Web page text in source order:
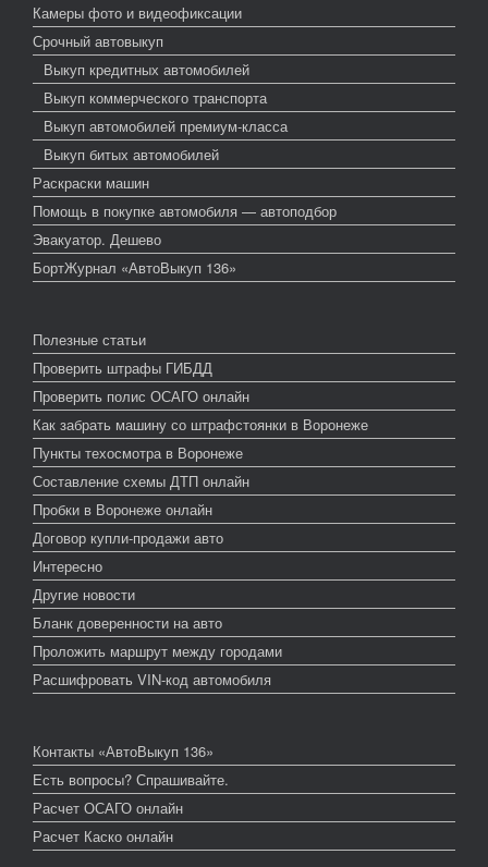
Камеры фото и видеофиксации
Срочный автовыкуп
Выкуп кредитных автомобилей
Выкуп коммерческого транспорта
Выкуп автомобилей премиум-класса
Выкуп битых автомобилей
Раскраски машин
Помощь в покупке автомобиля — автоподбор
Эвакуатор. Дешево
БортЖурнал «АвтоВыкуп 136»
Полезные статьи
Проверить штрафы ГИБДД
Проверить полис ОСАГО онлайн
Как забрать машину со штрафстоянки в Воронеже
Пункты техосмотра в Воронеже
Составление схемы ДТП онлайн
Пробки в Воронеже онлайн
Договор купли-продажи авто
Интересно
Другие новости
Бланк доверенности на авто
Проложить маршрут между городами
Расшифровать VIN-код автомобиля
Контакты «АвтоВыкуп 136»
Есть вопросы? Спрашивайте.
Расчет ОСАГО онлайн
Расчет Каско онлайн